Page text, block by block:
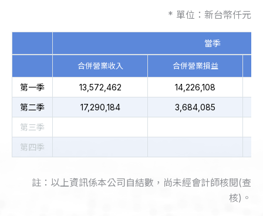
* 單位：新台幣仟元
當季
合併營業收入 合併營業損益
第一季 13,572,462
14,226,108
第二季
17,290,184
3,684,085
第三季
第四季
註：以上資訊係本公司自結數，尚未經會計師核閱(查
核)。